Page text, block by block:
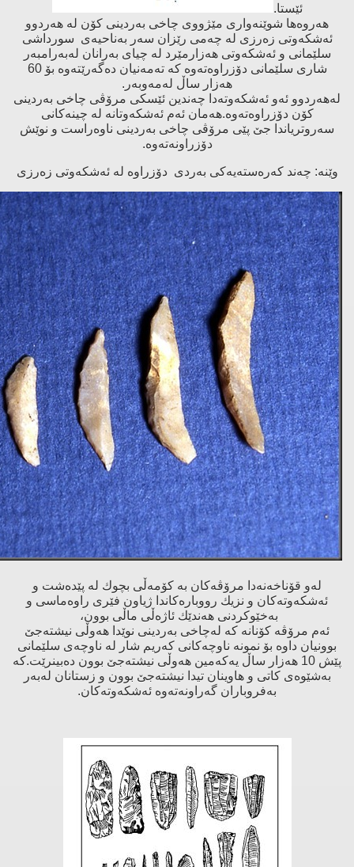
ئێستا.
هەروەها شوێنەواری مێژووی چاخی بەردینی كۆن لە هەردوو
ئەشكەوتی زەرزی لە چەمی رێزان سەر بەناحیەی سورداشی
سلێمانی و ئەشكەوتی هەزارمێرد لە چیای بەرانان لەبەرامبەر
شاری سلێمانی دۆزراوەتەوە كە تەمەنیان دەگەرێتەوە بۆ 60
هەزار ساڵ لەمەوبەر.
لەهەردوو ئەو ئەشكەوتەدا چەندین ئێسكی مرۆڤی چاخی بەردینی
كۆن دۆزراوەتەوە.هەمان ئەم ئەشكەوتانە لە چینەكانی
سەروتریاندا جێ پێی مرۆڤی چاخی بەردینی ناوەراست و نوێش
دۆزراونەتەوە.
وێنە: چەند كەرەستەیەكی بەردی دۆزراوە لە ئەشكەوتی زەرزی
لەو قۆناخەنەدا مرۆڤەكان بە كۆمەڵی بچوك لە پێدەشت و
ئەشكەوتەكان و نزیك رووبارەكاندا ژیاون فێری راوەماسی و
بەخێوكردنی هەندێك ئاژەڵی ماڵی بوون،
ئەم مرۆڤە كۆنانە كە لەچاخی بەردینی نوێدا هەوڵی نیشتەجێ‌
بوونیان داوە بۆ نمونە ناوچەكانی كەریم شار لە ناوچەی سلێمانی
پێش 10 هەزار ساڵ یەكەمین هەوڵی نیشتەجێ‌ بوون دەبینرێت.كە
بەشێوەی كاتی و هاوینان تیدا نیشتەجێ‌ بوون و زستانان لەبەر
بەفروباران گەراونەتەوە ئەشكەوتەكان.